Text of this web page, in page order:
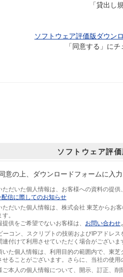
「貸出し
ソフトウェア評価版ダウン
「同意する」に
ソフトウェア評
意の上、ダウンロードフォームに入
ただいた個人情報は、お客様への資料の提
配信に際してのお知らせ
ただいた個人情報は、株式会社 東芝からお
。
供をご希望でないお客様は、 お問い合わせ
ーコン、スクリプトの技術およびIPアドレ
連付けて利用させていただく場合がございま
いた個人情報は、利用目的の範囲内で、東
せることがございます。さらに、当社の使
ご本人の個人情報について、開示、訂正、